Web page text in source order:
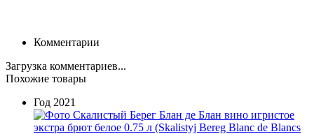
Комментарии
Загрузка комментариев...
Похожие товары
Год 2021